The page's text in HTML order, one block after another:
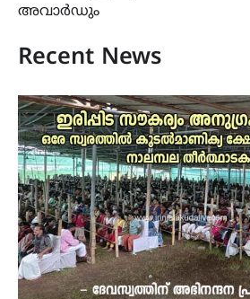
അവാർഡും
Recent News